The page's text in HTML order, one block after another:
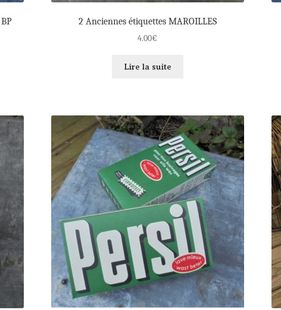
2 Anciennes étiquettes MAROILLES
4.00€
Lire la suite